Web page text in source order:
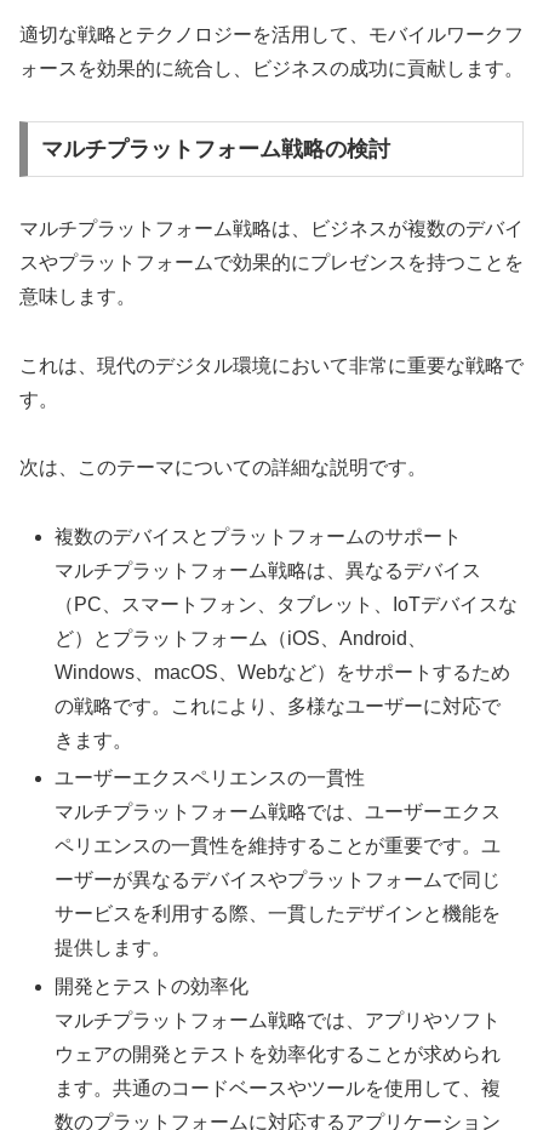
適切な戦略とテクノロジーを活用して、モバイルワークフ
ォースを効果的に統合し、ビジネスの成功に貢献します。
マルチプラットフォーム戦略の検討
マルチプラットフォーム戦略は、ビジネスが複数のデバイ
スやプラットフォームで効果的にプレゼンスを持つことを
意味します。
これは、現代のデジタル環境において非常に重要な戦略で
す。
次は、このテーマについての詳細な説明です。
複数のデバイスとプラットフォームのサポート
マルチプラットフォーム戦略は、異なるデバイス
（PC、スマートフォン、タブレット、IoTデバイスな
ど）とプラットフォーム（iOS、Android、
Windows、macOS、Webなど）をサポートするため
の戦略です。これにより、多様なユーザーに対応で
きます。
ユーザーエクスペリエンスの一貫性
マルチプラットフォーム戦略では、ユーザーエクス
ペリエンスの一貫性を維持することが重要です。ユ
ーザーが異なるデバイスやプラットフォームで同じ
サービスを利用する際、一貫したデザインと機能を
提供します。
開発とテストの効率化
マルチプラットフォーム戦略では、アプリやソフト
ウェアの開発とテストを効率化することが求められ
ます。共通のコードベースやツールを使用して、複
数のプラットフォームに対応するアプリケーション